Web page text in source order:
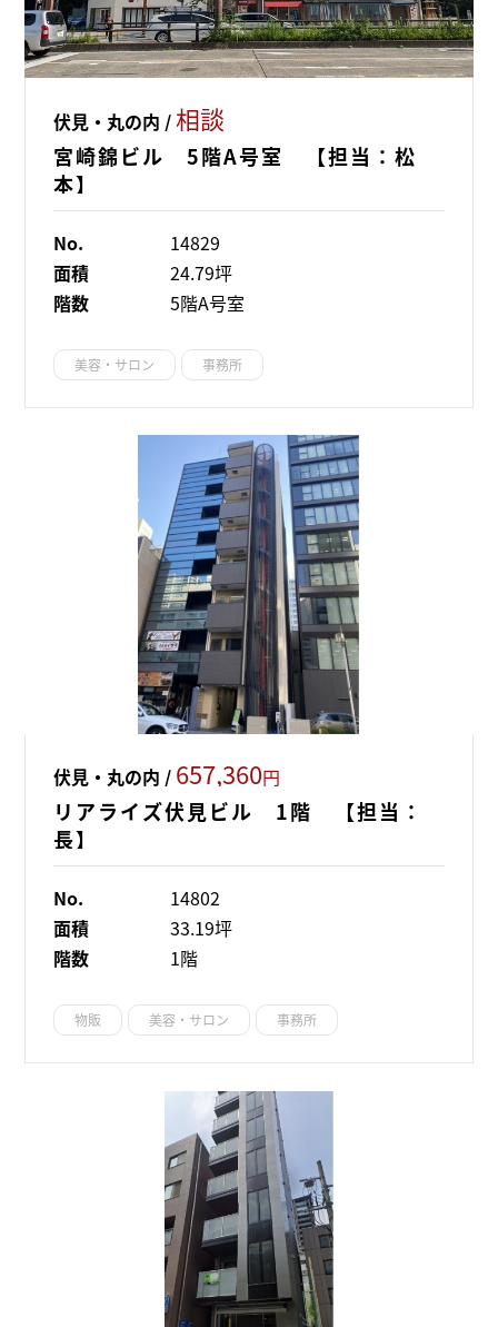
伏見・丸の内 /相談
宮崎錦ビル 5階A号室 【担当：松
本】
No.
14829
面積
24.79坪
階数
5階A号室
美容・サロン 事務所
伏見・丸の内 / 657,360円
リアライズ伏見ビル 1階 【担当：
長】
No.
14802
面積
33.19坪
階数
1階
物販 美容・サロン 事務所